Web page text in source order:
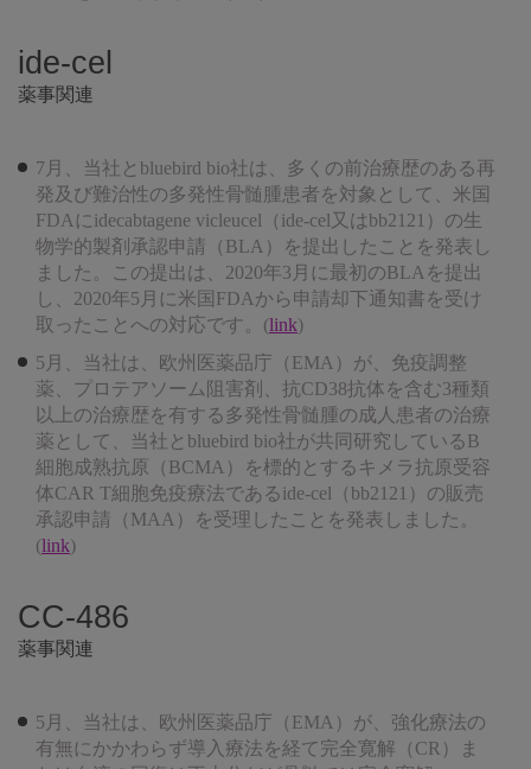
ide-cel
薬事関連
7月、当社とbluebird bio社は、多くの前治療歴のある再
発及び難治性の多発性骨髄腫患者を対象として、米国
FDAにidecabtagene vicleucel（ide-cel又はbb2121）の生
物学的製剤承認申請（BLA）を提出したことを発表し
ました。この提出は、2020年3月に最初のBLAを提出
し、2020年5月に米国FDAから申請却下通知書を受け
取ったことへの対応です。(link)
5月、当社は、欧州医薬品庁（EMA）が、免疫調整
薬、プロテアソーム阻害剤、抗CD38抗体を含む3種類
以上の治療歴を有する多発性骨髄腫の成人患者の治療
薬として、当社とbluebird bio社が共同研究しているB
細胞成熟抗原（BCMA）を標的とするキメラ抗原受容
体CAR T細胞免疫療法であるide-cel（bb2121）の販売
承認申請（MAA）を受理したことを発表しました。
(link)
CC-486
薬事関連
5月、当社は、欧州医薬品庁（EMA）が、強化療法の
有無にかかわらず導入療法を経て完全寛解（CR）ま